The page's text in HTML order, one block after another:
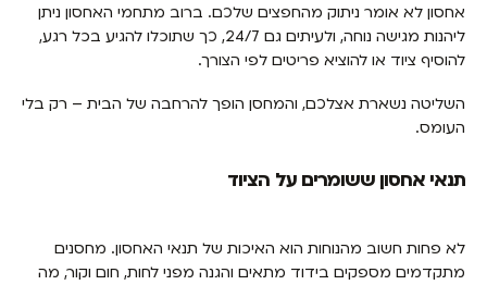
אחסון לא אומר ניתוק מהחפצים שלכם. ברוב מתחמי האחסון ניתן
ליהנות מגישה נוחה, ולעיתים גם 24/7, כך שתוכלו להגיע בכל רגע,
להוסיף ציוד או להוציא פריטים לפי הצורך.
השליטה נשארת אצלכם, והמחסן הופך להרחבה של הבית – רק בלי
העומס.
תנאי אחסון ששומרים על הציוד
לא פחות חשוב מהנוחות הוא האיכות של תנאי האחסון. מחסנים
מתקדמים מספקים בידוד מתאים והגנה מפני לחות, חום וקור, מה